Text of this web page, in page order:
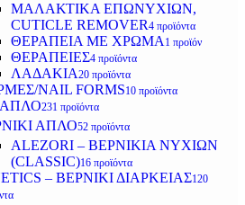
ΜΑΛΑΚΤΙΚΑ ΕΠΩΝΥΧΙΩΝ,
CUTICLE REMOVER4 προϊόντα
ΘΕΡΑΠΕΙΑ ΜΕ ΧΡΩΜΑ 1 προϊόν
ΘΕΡΑΠΕΙΕΣ4 προϊόντα
ΛΑΔΑΚΙΑ20 προϊόντα
NAIL FORMS10 προϊόντα
ΑΠΛΟ231 προϊόντα
ΑΠΛΟ52 προϊόντα
ALEZORI – ΒΕΡΝΙΚΙΑ ΝΥΧΙΩΝ
(CLASSIC)16 προϊόντα
– ΒΕΡΝΙΚΙ ΔΙΑΡΚΕΙΑΣ120